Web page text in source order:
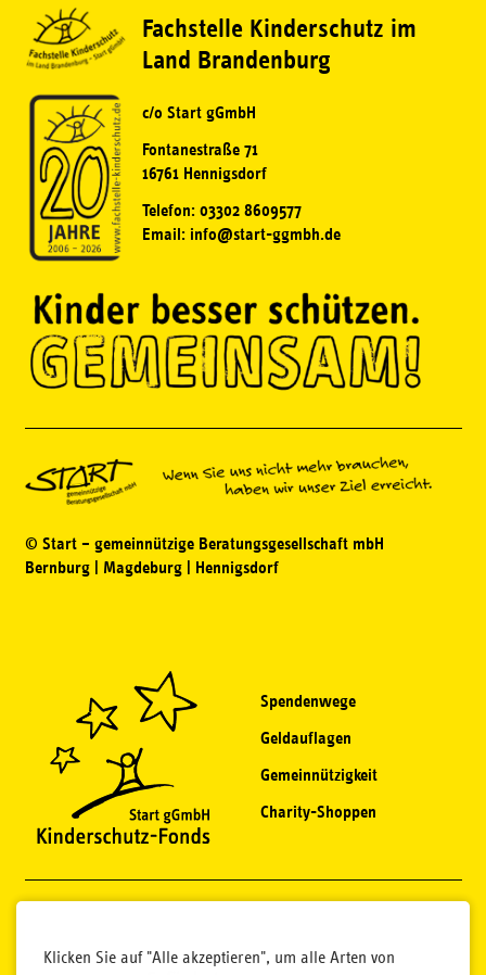
Fachstelle Kinderschutz im
Land Brandenburg
c/o Start gGmbH
Fontanestraße 71
16761 Hennigsdorf
Telefon: 03302 8609577
Email: info@start-ggmbh.de
© Start – gemeinnützige Beratungsgesellschaft mbH
Bernburg | Magdeburg | Hennigsdorf
Spendenwege
Geldauflagen
Gemeinnützigkeit
Charity-Shoppen
Klicken Sie auf "Alle akzeptieren", um alle Arten von